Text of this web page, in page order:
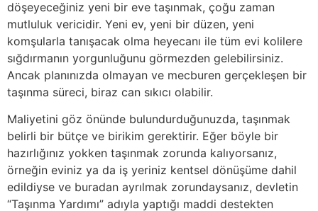
döşeyeceğiniz yeni bir eve taşınmak, çoğu zaman
mutluluk vericidir. Yeni ev, yeni bir düzen, yeni
komşularla tanışacak olma heyecanı ile tüm evi kolilere
sığdırmanın yorgunluğunu görmezden gelebilirsiniz.
Ancak planınızda olmayan ve mecburen gerçekleşen bir
taşınma süreci, biraz can sıkıcı olabilir.
Maliyetini göz önünde bulundurduğunuzda, taşınmak
belirli bir bütçe ve birikim gerektirir. Eğer böyle bir
hazırlığınız yokken taşınmak zorunda kalıyorsanız,
örneğin eviniz ya da iş yeriniz kentsel dönüşüme dahil
edildiyse ve buradan ayrılmak zorundaysanız, devletin
“Taşınma Yardımı” adıyla yaptığı maddi destekten